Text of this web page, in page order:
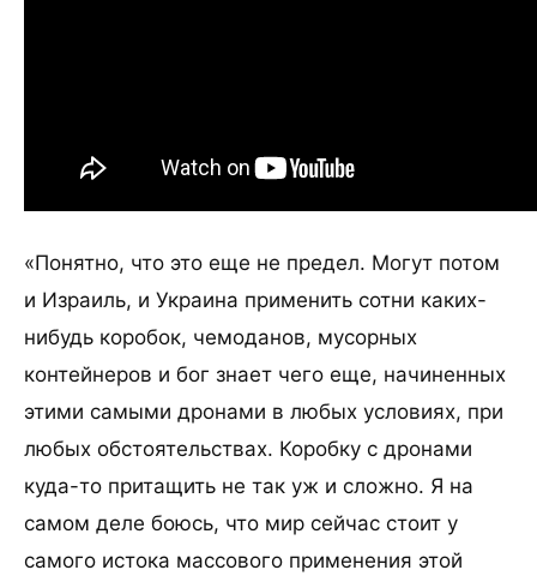
«Понятно, что это еще не предел. Могут потом
и Израиль, и Украина применить сотни каких-
нибудь коробок, чемоданов, мусорных
контейнеров и бог знает чего еще, начиненных
этими самыми дронами в любых условиях, при
любых обстоятельствах. Коробку с дронами
куда-то притащить не так уж и сложно. Я на
самом деле боюсь, что мир сейчас стоит у
самого истока массового применения этой